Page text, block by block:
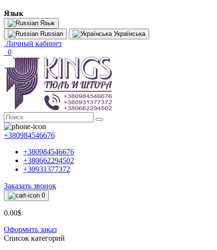
Язык
Язык
Russian
Українська
Личный кабинет
0
+380984546676
+380984546676
+380662294502
+30931377372
Заказать звонок
0
0.00$
Оформить заказ
Список категорий